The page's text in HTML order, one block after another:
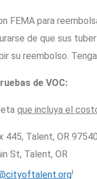
FEMA para
de que sus
su reembolso.
de VOC:
que incluya el
445, Talent, OR 97540
St, Talent, OR
i